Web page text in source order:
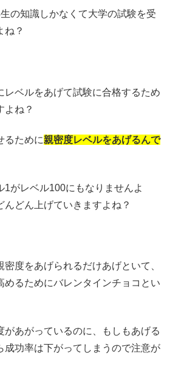
の知識しかなくて大学の試験を受
ね？
レベルをあげて試験に合格するため
よね？
るために親密度レベルをあげるんで
1がレベル100にもなりませんよ
んどん上げていきますよね？
度をあげられるだけあげといて、
めるためにバレンタインチョコとい
があがっているのに、もしもあげる
成功率は下がってしまうので注意が